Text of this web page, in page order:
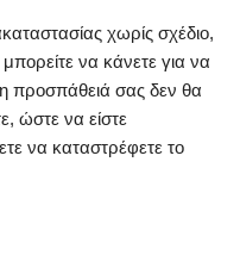
χωρίς σχέδιο,
να κάνετε για να
η προσπάθειά σας δεν θα
ώστε να είστε
να καταστρέφετε το